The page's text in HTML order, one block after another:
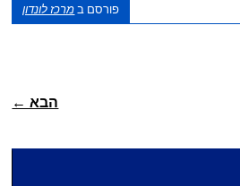
פורסם במרכז לונדון
הבא ←